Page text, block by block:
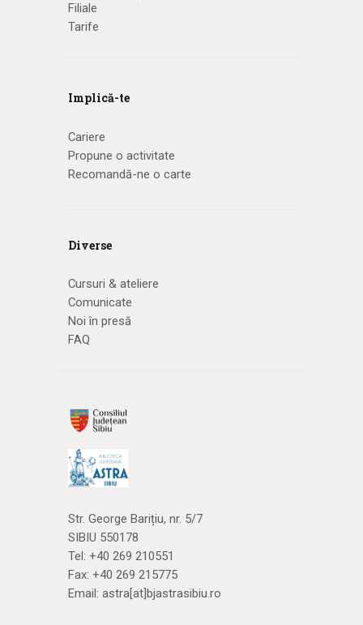
Filiale
Tarife
Implică-te
Cariere
Propune o activitate
Recomandă-ne o carte
Diverse
Cursuri & ateliere
Comunicate
Noi în presă
FAQ
Str. George Barițiu, nr. 5/7
SIBIU 550178
Tel: +40 269 210551
Fax: +40 269 215775
Email: astra[at]bjastrasibiu.ro